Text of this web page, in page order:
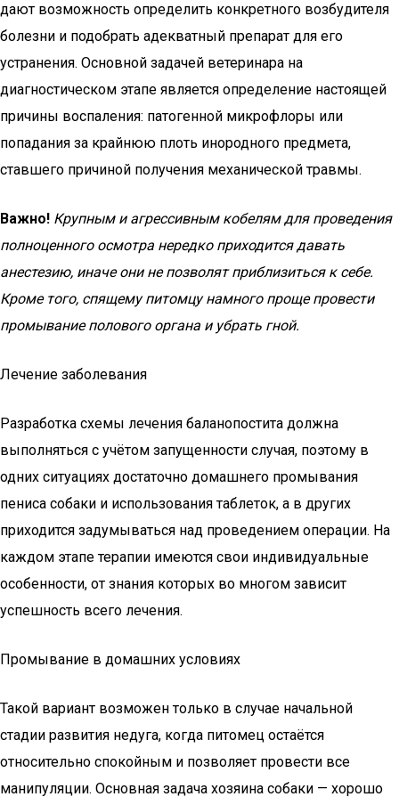
дают возможность определить конкретного возбудителя
болезни и подобрать адекватный препарат для его
устранения. Основной задачей ветеринара на
диагностическом этапе является определение настоящей
причины воспаления: патогенной микрофлоры или
попадания за крайнюю плоть инородного предмета,
ставшего причиной получения механической травмы.
Важно! Крупным и агрессивным кобелям для проведения
полноценного осмотра нередко приходится давать
анестезию, иначе они не позволят приблизиться к себе.
Кроме того, спящему питомцу намного проще провести
промывание полового органа и убрать гной.
Лечение заболевания
Разработка схемы лечения баланопостита должна
выполняться с учётом запущенности случая, поэтому в
одних ситуациях достаточно домашнего промывания
пениса собаки и использования таблеток, а в других
приходится задумываться над проведением операции. На
каждом этапе терапии имеются свои индивидуальные
особенности, от знания которых во многом зависит
успешность всего лечения.
Промывание в домашних условиях
Такой вариант возможен только в случае начальной
стадии развития недуга, когда питомец остаётся
относительно спокойным и позволяет провести все
манипуляции. Основная задача хозяина собаки — хорошо